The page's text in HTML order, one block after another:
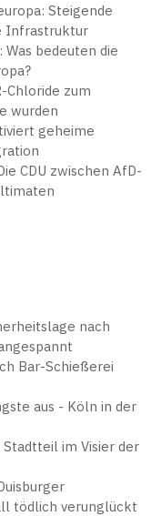
Steigende
Infrastruktur
bedeuten die
Chloride zum
wurden
geheime
CDU zwischen AfD-
nach
Bar-Schießerei
aus - Köln in der
im Visier der
tödlich verunglückt